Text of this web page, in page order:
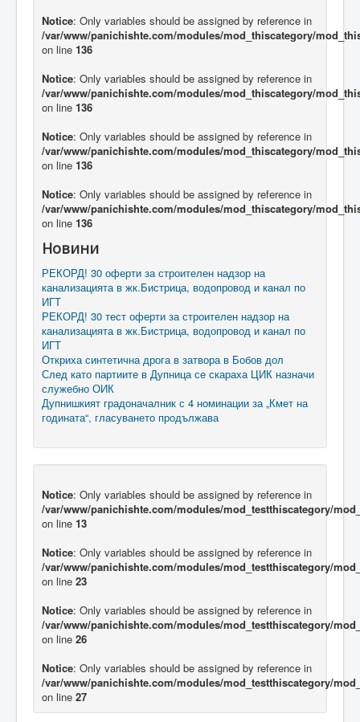
Notice: Only variables should be assigned by reference in
/var/www/panichishte.com/modules/mod_thiscategory/
on line 136
Notice: Only variables should be assigned by reference in
/var/www/panichishte.com/modules/mod_thiscategory/
on line 136
Notice: Only variables should be assigned by reference in
/var/www/panichishte.com/modules/mod_thiscategory/
on line 136
Notice: Only variables should be assigned by reference in
/var/www/panichishte.com/modules/mod_thiscategory/
on line 136
Новини
РЕКОРД! 30 оферти за строителен надзор на
канализацията в жк.Бистрица, водопровод и канал по
ИГТ
РЕКОРД! 30 тест оферти за строителен надзор на
канализацията в жк.Бистрица, водопровод и канал по
ИГТ
Откриха синтетична дрога в затвора в Бобов дол
След като партиите в Дупница се скараха ЦИК назначи
служебно ОИК
Дупнишкият градоначалник с 4 номинации за „Кмет на
годината“, гласуването продължава
Notice: Only variables should be assigned by reference in
/var/www/panichishte.com/modules/mod_testthiscategory/
on line 13
Notice: Only variables should be assigned by reference in
/var/www/panichishte.com/modules/mod_testthiscategory/
on line 23
Notice: Only variables should be assigned by reference in
/var/www/panichishte.com/modules/mod_testthiscategory/
on line 26
Notice: Only variables should be assigned by reference in
/var/www/panichishte.com/modules/mod_testthiscategory/
on line 27